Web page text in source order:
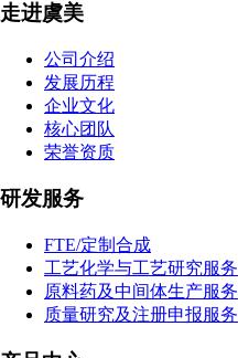
走进虞美
公司介绍
发展历程
企业文化
核心团队
荣誉资质
研发服务
FTE/定制合成
工艺化学与工艺研究服务
原料药及中间体生产服务
质量研究及注册申报服务